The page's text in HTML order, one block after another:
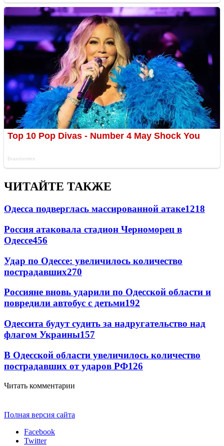
ЧИТАЙТЕ ТАКЖЕ
Одесса подверглась массированной атаке1218
Россия атаковала стадион Черноморец в
Одессе456
Удар по Одессе: увеличилось количество
пострадавших270
Россияне вновь ударили по Одесской области и
повредили автобус с детьми192
Одессита будут судить за надругательство над
флагом Украины157
В Одесской области увеличилось количество
пострадавших от ударов РФ126
Читать комментарии
Полная версия сайта
Facebook
Twitter